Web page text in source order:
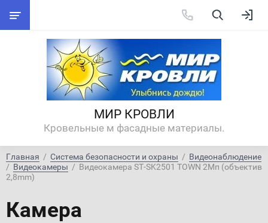
МИР КРОВЛИ
Кровельные м фасадные материалы.
Главная
  /
Система безопасности и охраны
  /
Видеонаблюдение
/ Видеокамеры
  /  Видеокамера ST-SK2501 TOWN 2Мп (объектив
2,8mm)
Камера